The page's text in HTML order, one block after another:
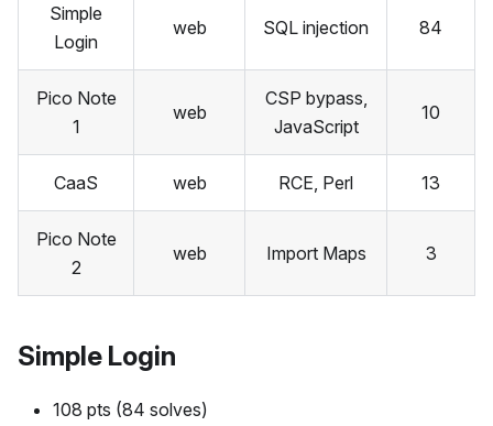
Simple
Login
web SQL injection 84
Pico Note
1
web
CSP bypass,
JavaScript
10
CaaS web RCE, Perl 13
Pico Note
2
web Import Maps 3
Simple Login
108 pts (84 solves)